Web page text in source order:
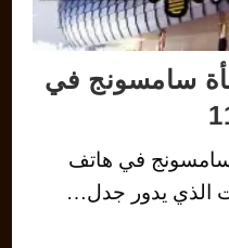
سامسونج في
في هاتف